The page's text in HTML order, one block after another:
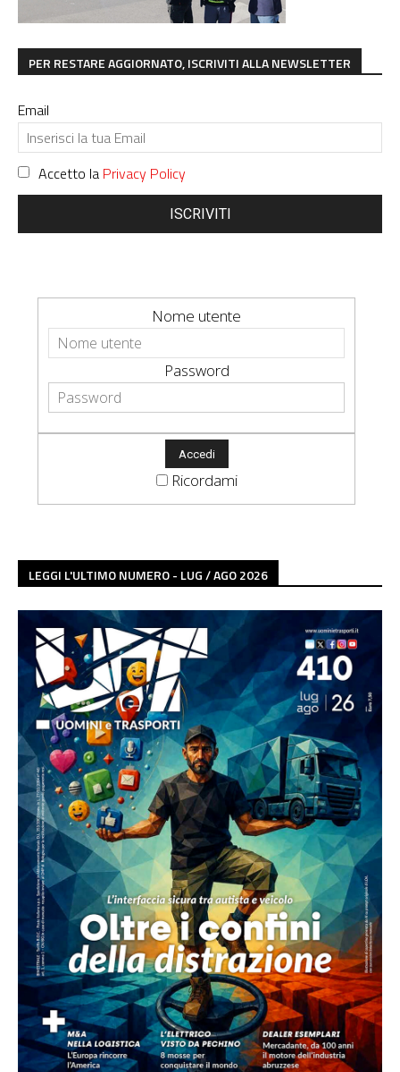
PER RESTARE AGGIORNATO, ISCRIVITI ALLA NEWSLETTER
Email
Accetto la Privacy Policy
ISCRIVITI
Nome utente
Password
Ricordami
LEGGI L'ULTIMO NUMERO - LUG / AGO 2026